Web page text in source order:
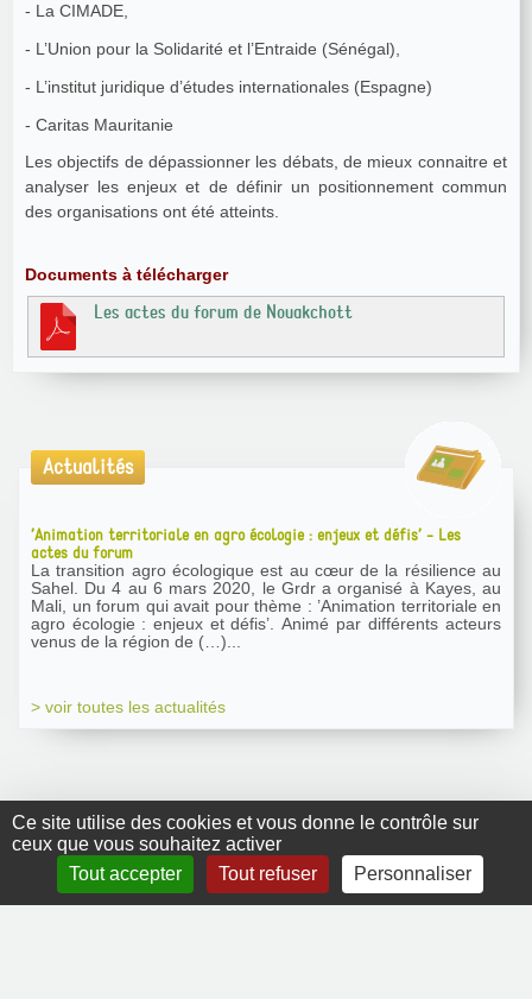
Ce site utilise des cookies et vous donne le contrôle sur
ceux que vous souhaitez activer
Tout accepter
Tout refuser Personnaliser
- La CIMADE,
- L’Union pour la Solidarité et l’Entraide (Sénégal),
- L’institut juridique d’études internationales (Espagne)
- Caritas Mauritanie
Les objectifs de dépassionner les débats, de mieux connaitre et
analyser les enjeux et de définir un positionnement commun
des organisations ont été atteints.
Documents à télécharger
Les actes du forum de Nouakchott
Actualités
’Animation territoriale en agro écologie : enjeux et défis’ - Les
actes du forum
La transition agro écologique est au cœur de la résilience au
Sahel. Du 4 au 6 mars 2020, le Grdr a organisé à Kayes, au
Mali, un forum qui avait pour thème : ’Animation territoriale en
agro écologie : enjeux et défis’. Animé par différents acteurs
venus de la région de (…)...
> voir toutes les actualités
GRDR Copyright
2010 |RSS|Plan du site|Mentions légales|Contact